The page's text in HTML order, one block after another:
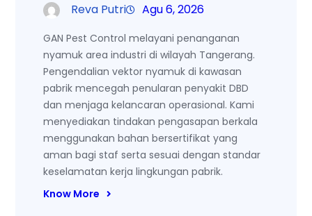
Reva Putri Agu 6, 2026
GAN Pest Control melayani penanganan
nyamuk area industri di wilayah Tangerang.
Pengendalian vektor nyamuk di kawasan
pabrik mencegah penularan penyakit DBD
dan menjaga kelancaran operasional. Kami
menyediakan tindakan pengasapan berkala
menggunakan bahan bersertifikat yang
aman bagi staf serta sesuai dengan standar
keselamatan kerja lingkungan pabrik.
Know More